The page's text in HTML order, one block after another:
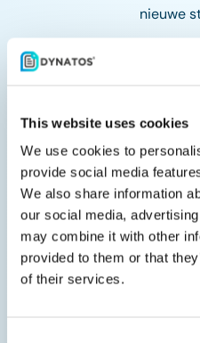
This website uses cookies
We use cookies to
provide social media
We also share information
our social media,
may combine it with other
provided to them or that
of their services.
nieuwe
Deze bootcamp helpt
voor de
Agenda
9:00 – 9:30|